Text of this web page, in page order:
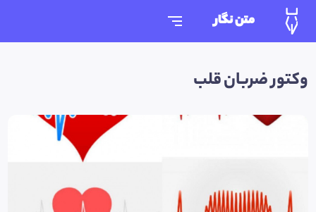
متن نگار
وکتور ضربان قلب